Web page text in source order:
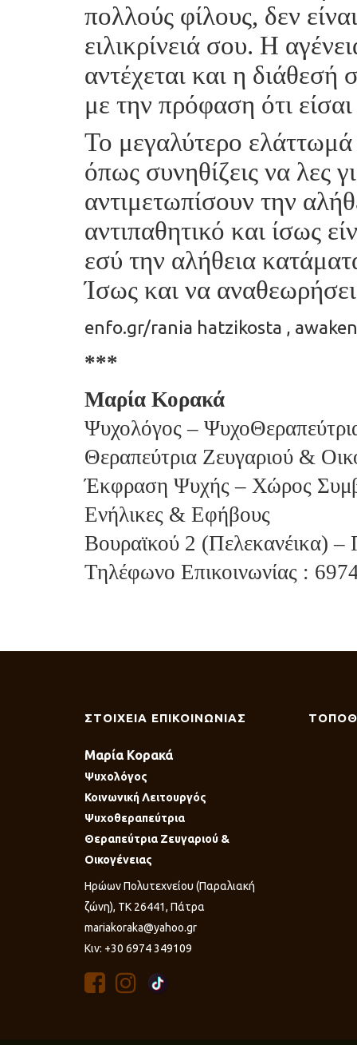
πολλούς φίλους, δεν
ειλικρίνειά σου. Η
αντέχεται και η διάθεσή
με την πρόφαση ότι
Το μεγαλύτερο ελάττωμά
όπως συνηθίζεις να λες
αντιμετωπίσουν την
αντιπαθητικό και ίσως
εσύ την αλήθεια
Ίσως και να
enfo.gr/rania hatzikosta ,
***
Μαρία Κορακά
Ψυχολόγος –
Θεραπεύτρια Ζευγαριού &
Έκφραση Ψυχής – Χώρος
Ενήλικες & Εφήβους
Βουραϊκού 2 (Πελεκανέικα) –
Τηλέφωνο Επικοινωνίας :
ΣΤΟΙΧΕΙΑ ΕΠΙΚΟΙΝΩΝΙΑΣ
Μαρία Κορακά
Ψυχολόγος
Κοινωνική Λειτουργός
Ψυχοθεραπεύτρια
Θεραπεύτρια Ζευγαριού &
Οικογένειας
Ηρώων Πολυτεχνείου (Παραλιακή
ζώνη), ΤΚ 26441, Πάτρα
mariakoraka@yahoo.gr
Κιν: +30 6974 349109